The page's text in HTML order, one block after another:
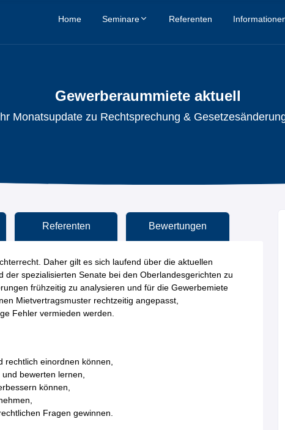
Home Seminare Referenten
Gewerberaummiete aktuell
Monatsupdate zu Rechtsprechung &
Referenten Bewertungen
Daher gilt es sich laufend über die aktuellen
der spezialisierten Senate bei den Oberlandesgerichten zu
frühzeitig zu analysieren und für die Gewerbemiete
Mietvertragsmuster rechtzeitig angepasst,
Fehler vermieden werden.
rechtlich einordnen können,
bewerten lernen,
können,
Fragen gewinnen.